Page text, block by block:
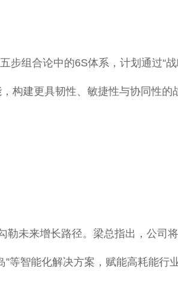
步组合论中的6S体系，计划通过“
构建更具韧性、敏捷性与协同性的
勒未来增长路径。梁总指出，公司
”等智能化解决方案，赋能高耗能行